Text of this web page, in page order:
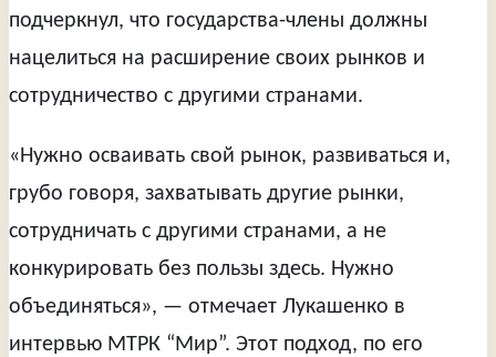
подчеркнул, что государства-члены должны
нацелиться на расширение своих рынков и
сотрудничество с другими странами.
«Нужно осваивать свой рынок, развиваться и,
грубо говоря, захватывать другие рынки,
сотрудничать с другими странами, а не
конкурировать без пользы здесь. Нужно
объединяться», — отмечает Лукашенко в
интервью МТРК “Мир”. Этот подход, по его